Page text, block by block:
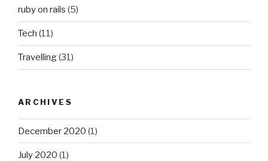
ruby on rails (5)
Tech (11)
Travelling(31)
ARCHIVES
December 2020 (1)
July 2020 (1)